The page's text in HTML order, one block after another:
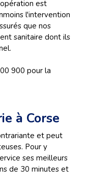
est
l'intervention
que nos
sanitaire dont ils
900 pour la
à Corse
et peut
Pour y
ses meilleurs
de 30 minutes et